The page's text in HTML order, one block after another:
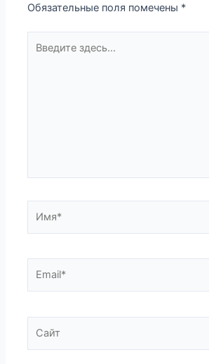
Обязательные поля помечены *
здесь...